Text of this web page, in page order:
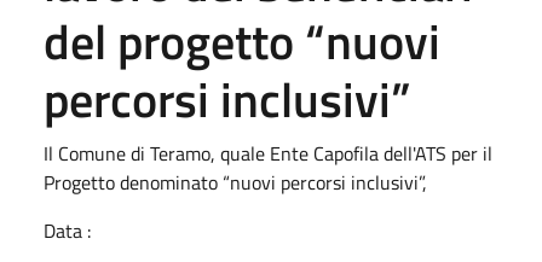
del progetto “nuovi
percorsi inclusivi”
Il Comune di Teramo, quale Ente Capofila dell'ATS per il
Progetto denominato “nuovi percorsi inclusivi”,
Data :